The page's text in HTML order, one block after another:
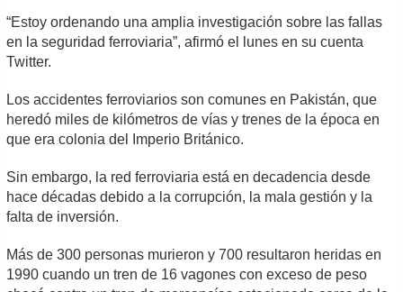
“Estoy ordenando una amplia investigación sobre las fallas
en la seguridad ferroviaria”, afirmó el lunes en su cuenta
Twitter.
Los accidentes ferroviarios son comunes en Pakistán, que
heredó miles de kilómetros de vías y trenes de la época en
que era colonia del Imperio Británico.
Sin embargo, la red ferroviaria está en decadencia desde
hace décadas debido a la corrupción, la mala gestión y la
falta de inversión.
Más de 300 personas murieron y 700 resultaron heridas en
1990 cuando un tren de 16 vagones con exceso de peso